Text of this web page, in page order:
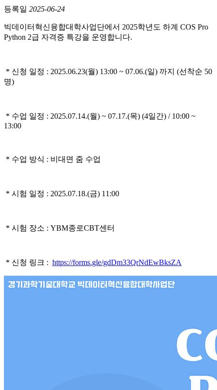
등록일 2025-06-24
빅데이터혁신융합대학사업단에서 2025학년도 하계 COS Pro
Python 2급 자격증 특강을 운영합니다.
* 신청 일정 : 2025.06.23(월) 13:00 ~ 07.06.(일) 까지 (선착순 50
명)
* 수업 일정 : 2025.07.14.(월) ~ 07.17.(목) (4일간) / 10:00 ~
13:00
* 수업 방식 : 비대면 줌 수업
* 시험 일정 : 2025.07.18.(금) 11:00
* 시험 장소 : YBM종로CBT센터
* 신청 링크 : https://forms.gle/gdDm33QrNdEwBksZA